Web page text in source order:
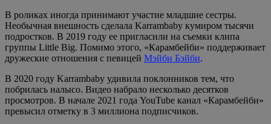
В роликах иногда принимают участие младшие сестры.
Необычная внешность сделала Karrambaby кумиром тысячи
подростков. В 2019 году ее пригласили на съемки клипа
группы Little Big. Помимо этого, «Карамбейби» поддерживает
дружеские отношения с певицей Мэйби Бэйби.
В 2020 году Karrambaby удивила поклонников тем, что
побрилась налысо. Видео набрало несколько десятков
просмотров. В начале 2021 года YouTube канал «Карамбейби»
превысил отметку в 3 миллиона подписчиков.